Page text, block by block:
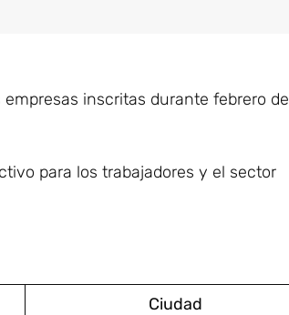
inscritas durante febrero de
para los trabajadores y el sector
Ciudad